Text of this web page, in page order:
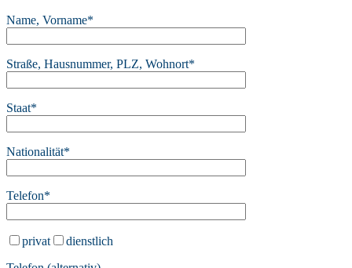
Name, Vorname*
Straße, Hausnummer, PLZ, Wohnort*
Staat*
Nationalität*
Telefon*
privat
dienstlich